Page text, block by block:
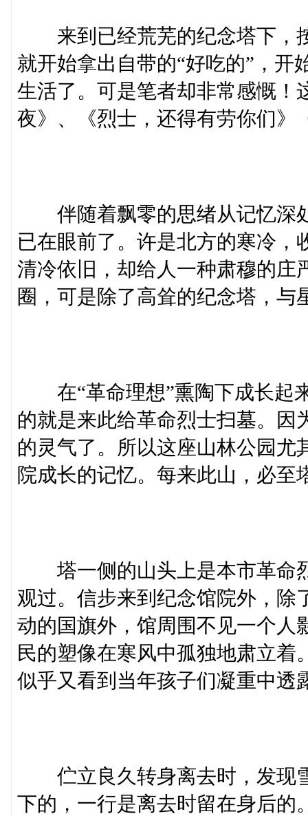
来到已经荒芜的纪念塔下，
就开始拿出自带的“好吃的”，开
生活了。可是笔者却非常感慨！
夜》、《烈士，还得有劳你们》
伴随着飘零的思绪从记忆深
已在眼前了。许是北方的寒冷，
清冷依旧，却给人一种肃穆的庄
圈，可是除了高耸的纪念塔，与
在“革命理想”熏陶下成长起
的就是来此给革命烈士扫墓。因
的灵气了。所以这座山林公园尤
院成长的记忆。每来此山，必至
塔一侧的山头上是本市革命
观过。信步来到纪念馆院外，除
动的国旗外，馆周围不见一个人
民的塑像在寒风中孤独地肃立
似乎又看到当年孩子们凝重中
伫立良久转身离去时，发现
下的，一行是离去时留在身后的